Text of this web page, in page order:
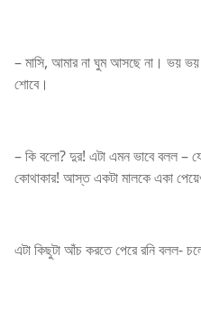
– মাসি, আমার না ঘুম আসছে না। ভয়
শোবে।
– কি বলো? দুর! এটা এমন ভাবে বলল –
কোথাকার! আস্ত একটা মালকে একা
এটা কিছুটা আঁচ করতে পেরে রনি বলল-